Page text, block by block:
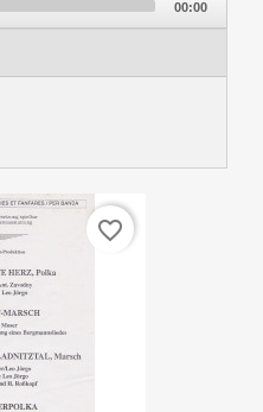
00:00
favorite_border